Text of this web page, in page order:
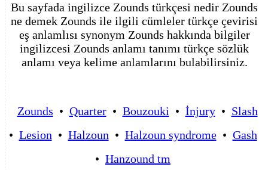
Bu sayfada ingilizce Zounds türkçesi nedir Zounds
ne demek Zounds ile ilgili cümleler türkçe çevirisi
eş anlamlısı synonym Zounds hakkında bilgiler
ingilizcesi Zounds anlamı tanımı türkçe sözlük
anlamı veya kelime anlamlarını bulabilirsiniz.
Zounds • Quarter • Bouzouki • İnjury • Slash
• Lesion • Halzoun • Halzoun syndrome • Gash
• Hanzound tm